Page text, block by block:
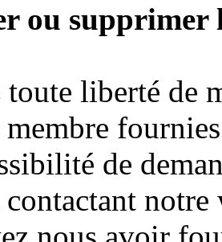
ou supprimer
toute liberté de
membre
de
notre